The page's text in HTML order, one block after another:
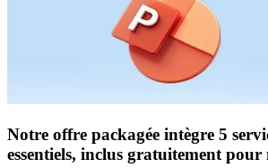
Notre offre packagée intègre 5
essentiels, inclus gratuitement